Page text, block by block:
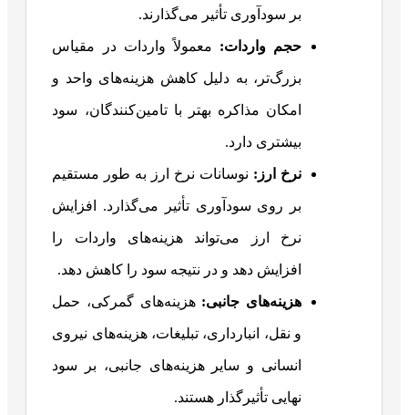
بر سودآوری تأثیر می‌گذارند.
حجم واردات: معمولاً واردات در مقیاس
بزرگ‌تر، به دلیل کاهش هزینه‌های واحد و
امکان مذاکره بهتر با تامین‌کنندگان، سود
بیشتری دارد.
نرخ ارز: نوسانات نرخ ارز به طور مستقیم
بر روی سودآوری تأثیر می‌گذارد. افزایش
نرخ ارز می‌تواند هزینه‌های واردات را
افزایش دهد و در نتیجه سود را کاهش دهد.
هزینه‌های جانبی: هزینه‌های گمرکی، حمل
و نقل، انبارداری، تبلیغات، هزینه‌های نیروی
انسانی و سایر هزینه‌های جانبی، بر سود
نهایی تأثیرگذار هستند.